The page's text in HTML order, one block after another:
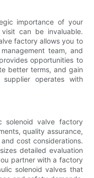
importance of your
can be invaluable.
factory allows you to
team, and
opportunities to
better terms, and gain
operates with
solenoid valve factory
quality assurance,
cost considerations.
detailed evaluation
partner with a factory
solenoid valves that